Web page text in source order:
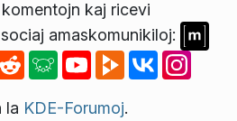
kaj ricevi
amaskomunikiloj:
la KDE-Forumoj.